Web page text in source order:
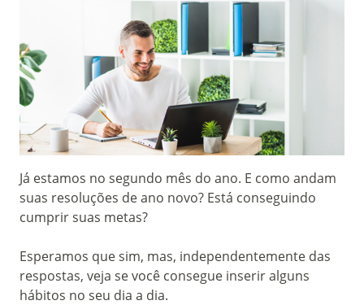
Já estamos no segundo mês do ano. E como andam
suas resoluções de ano novo? Está conseguindo
cumprir suas metas?
Esperamos que sim, mas, independentemente das
respostas, veja se você consegue inserir alguns
hábitos no seu dia a dia.